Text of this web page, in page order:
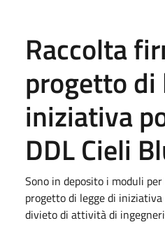
Raccolta
progetto di
iniziativa
DDL Cieli
Sono in deposito i moduli
progetto di legge di
divieto di attività di